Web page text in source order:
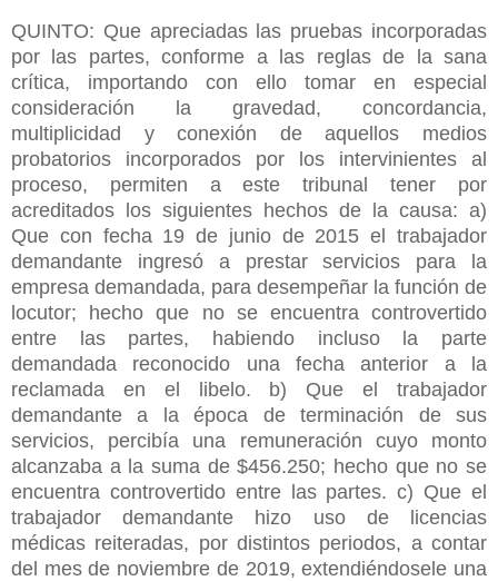
QUINTO: Que apreciadas las pruebas incorporadas
por las partes, conforme a las reglas de la sana
crítica, importando con ello tomar en especial
consideración la gravedad, concordancia,
multiplicidad y conexión de aquellos medios
probatorios incorporados por los intervinientes al
proceso, permiten a este tribunal tener por
acreditados los siguientes hechos de la causa: a)
Que con fecha 19 de junio de 2015 el trabajador
demandante ingresó a prestar servicios para la
empresa demandada, para desempeñar la función de
locutor; hecho que no se encuentra controvertido
entre las partes, habiendo incluso la parte
demandada reconocido una fecha anterior a la
reclamada en el libelo. b) Que el trabajador
demandante a la época de terminación de sus
servicios, percibía una remuneración cuyo monto
alcanzaba a la suma de $456.250; hecho que no se
encuentra controvertido entre las partes. c) Que el
trabajador demandante hizo uso de licencias
médicas reiteradas, por distintos periodos, a contar
del mes de noviembre de 2019, extendiéndosele una